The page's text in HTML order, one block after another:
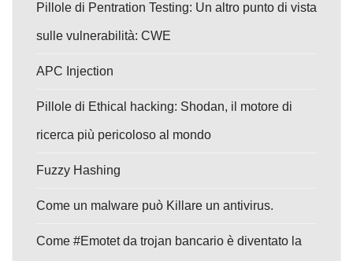
Pillole di Pentration Testing: Un altro punto di vista
sulle vulnerabilità: CWE
APC Injection
Pillole di Ethical hacking: Shodan, il motore di
ricerca più pericoloso al mondo
Fuzzy Hashing
Come un malware può Killare un antivirus.
Come #Emotet da trojan bancario è diventato la